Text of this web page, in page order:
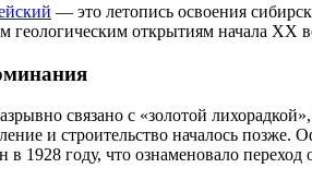
— это летопись освоения
геологическим открытиям начала XX
связано с «золотой
и строительство началось
в 1928 году, что ознаменовало